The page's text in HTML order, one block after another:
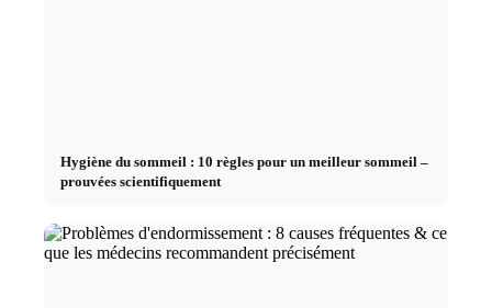
Hygiène du sommeil : 10 règles pour un meilleur sommeil –
prouvées scientifiquement